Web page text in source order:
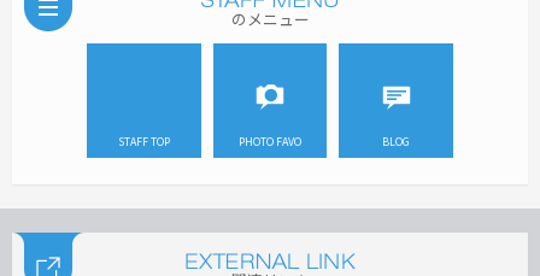
のメニュー
STAFF TOP PHOTO FAVO BLOG